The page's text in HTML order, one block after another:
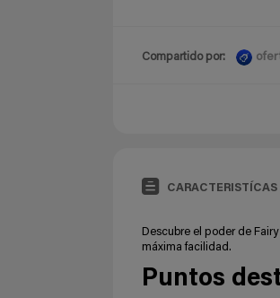
Compartido por:
CARACTERISTÍCAS
Descubre el poder de
máxima facilidad.
Puntos